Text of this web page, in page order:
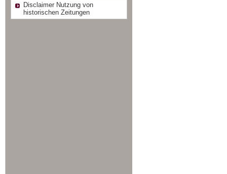
Disclaimer Nutzung von
historischen Zeitungen